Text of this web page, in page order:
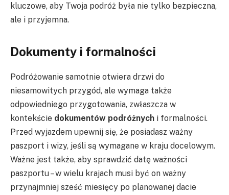
kluczowe, aby Twoja podróż była nie tylko bezpieczna,
ale i przyjemna.
Dokumenty i formalności
Podróżowanie samotnie otwiera drzwi do
niesamowitych przygód, ale wymaga także
odpowiedniego przygotowania, zwłaszcza w
kontekście dokumentów podróżnych i formalności.
Przed wyjazdem upewnij się, że posiadasz ważny
paszport i wizy, jeśli są wymagane w kraju docelowym.
Ważne jest także, aby sprawdzić datę ważności
paszportu – w wielu krajach musi być on ważny
przynajmniej sześć miesięcy po planowanej dacie